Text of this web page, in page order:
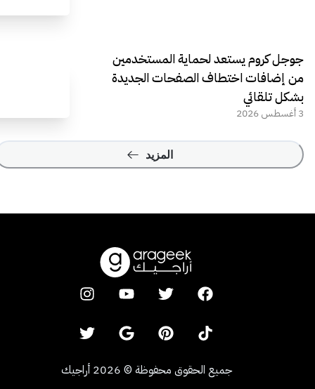
جوجل كروم يستعد لحماية المستخدمين
من إضافات اختطاف الصفحات الجديدة
بشكل تلقائي
3 أغسطس 2026
المزيد
جميع الحقوق محفوظة ©
2026 أراجيك